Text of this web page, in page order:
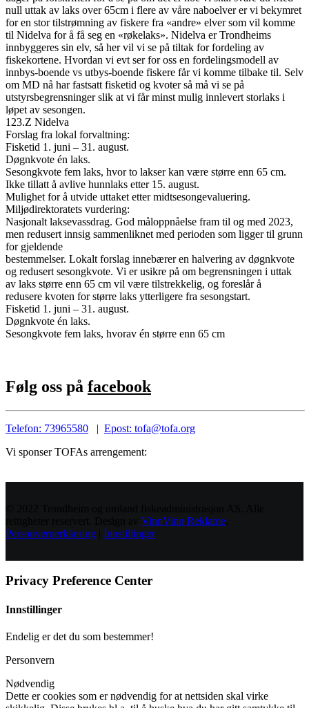
null uttak av laks over 65cm i flere av våre naboelver er vi bekymret
for en stor tilstrømning av fiskere fra «andre» elver som vil komme
til Nidelva for å få seg en «røkelaks». Nidelva er Trondheims
innbyggeres sin elv, så her vil vi se på tiltak for fordeling av
fiskekortene. Hvordan vi evt ser for oss en fordelingsmodell av
innbys-boende vs utbys-boende fiskere får vi komme tilbake til. Selv
om MD nå har fastsatt fisketid og kvoter så må vi se på
utstyrsbegrensninger slik at vi får minst mulig innlevert storlaks i
løpet av sesongen.
123.Z Nidelva
Forslag fra lokal forvaltning:
Fisketid 1. juni – 31. august.
Døgnkvote én laks.
Sesongkvote fem laks, hvor to lakser kan være større enn 65 cm.
Ikke tillatt å avlive hunnlaks etter 15. august.
Mulighet for å utvide uttaket etter midtsesongevaluering.
Miljødirektoratets vurdering:
Nasjonalt laksevassdrag. God måloppnåelse fram til og med 2023,
men redusert innsig sammenliknet med perioden som ligger til grunn
for gjeldende
bestemmelser. Lokalt forslag innebærer en halvering av døgnkvote
og redusert sesongkvote. Vi er usikre på om begrensningen i uttak
av laks større enn 65 cm vil være tilstrekkelig, og foreslår å
redusere kvoten for større laks ytterligere fra sesongstart.
Fisketid 1. juni – 31. august.
Døgnkvote én laks.
Sesongkvote fem laks, hvorav én større enn 65 cm
Følg oss på facebook
Telefon: 73965580 | Epost: tofa@tofa.org
Vi sponser TOFAs arrengement:
VinnVinn Reklame
Personvernerklæring
Innstillinger
Privacy Preference Center
Innstillinger
Endelig er det du som bestemmer!
Personvern
Nødvendig
Dette er cookies som er nødvendig for at nettsiden skal virke